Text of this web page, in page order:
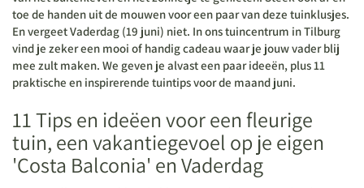
toe de handen uit de mouwen voor een paar van deze tuinklusjes.
En vergeet Vaderdag (19 juni) niet. In ons tuincentrum in Tilburg
vind je zeker een mooi of handig cadeau waar je jouw vader blij
mee zult maken. We geven je alvast een paar ideeën, plus 11
praktische en inspirerende tuintips voor de maand juni.
11 Tips en ideëen voor een fleurige
tuin, een vakantiegevoel op je eigen
'Costa Balconia' en Vaderdag